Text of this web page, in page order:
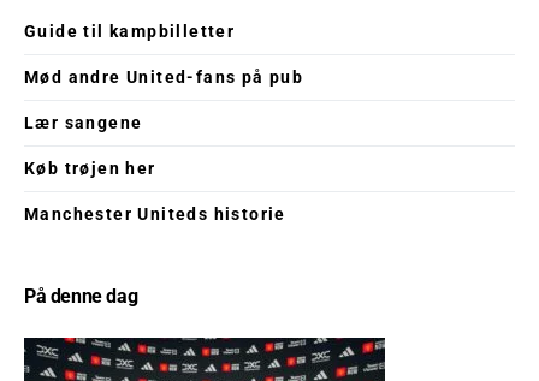
Guide til kampbilletter
Mød andre United-fans på pub
Lær sangene
Køb trøjen her
Manchester Uniteds historie
På denne dag